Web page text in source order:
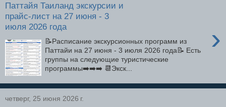
Паттайя Таиланд экскурсии и
прайс-лист на 27 июня - 3
июля 2026 года
›
📝Расписание экскурсионных программ из
Паттайи на 27 июня - 3 июля 2026 года📝 Есть
группы на следующие туристические
программы➡️➡️➡️ 📆Экск...
четверг, 25 июня 2026 г.